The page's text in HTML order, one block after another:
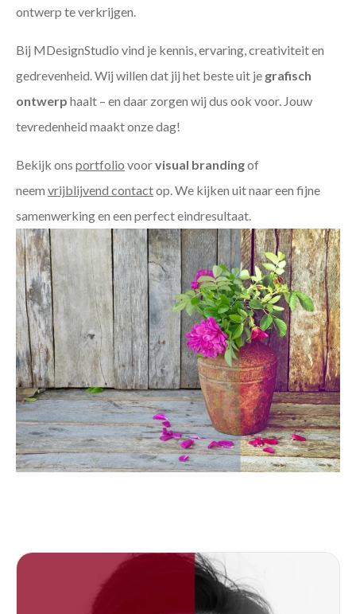
ontwerp te verkrijgen.
Bij MDesignStudio vind je kennis, ervaring, creativiteit en
gedrevenheid. Wij willen dat jij het beste uit je grafisch
ontwerp haalt – en daar zorgen wij dus ook voor. Jouw
tevredenheid maakt onze dag!
Bekijk ons portfolio voorvisual brandingof
neem vrijblijvend contactop. We kijken uit naar een fijne
samenwerking en een perfect eindresultaat.